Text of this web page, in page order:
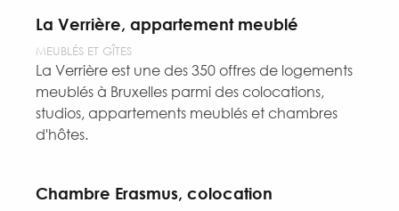
La Verrière, appartement meublé
MEUBLÉS ET GÎTES
La Verrière est une des 350 offres de logements
meublés à Bruxelles parmi des colocations,
studios, appartements meublés et chambres
d'hôtes.
Chambre Erasmus, colocation